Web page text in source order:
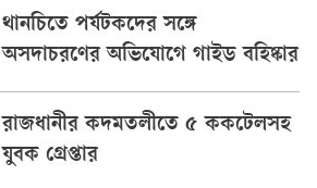
থানচিতে পর্যটকদের সঙ্গে
অসদাচরণের অভিযোগে গাইড বহিষ্কার
রাজধানীর কদমতলীতে ৫ ককটেলসহ
যুবক গ্রেপ্তার